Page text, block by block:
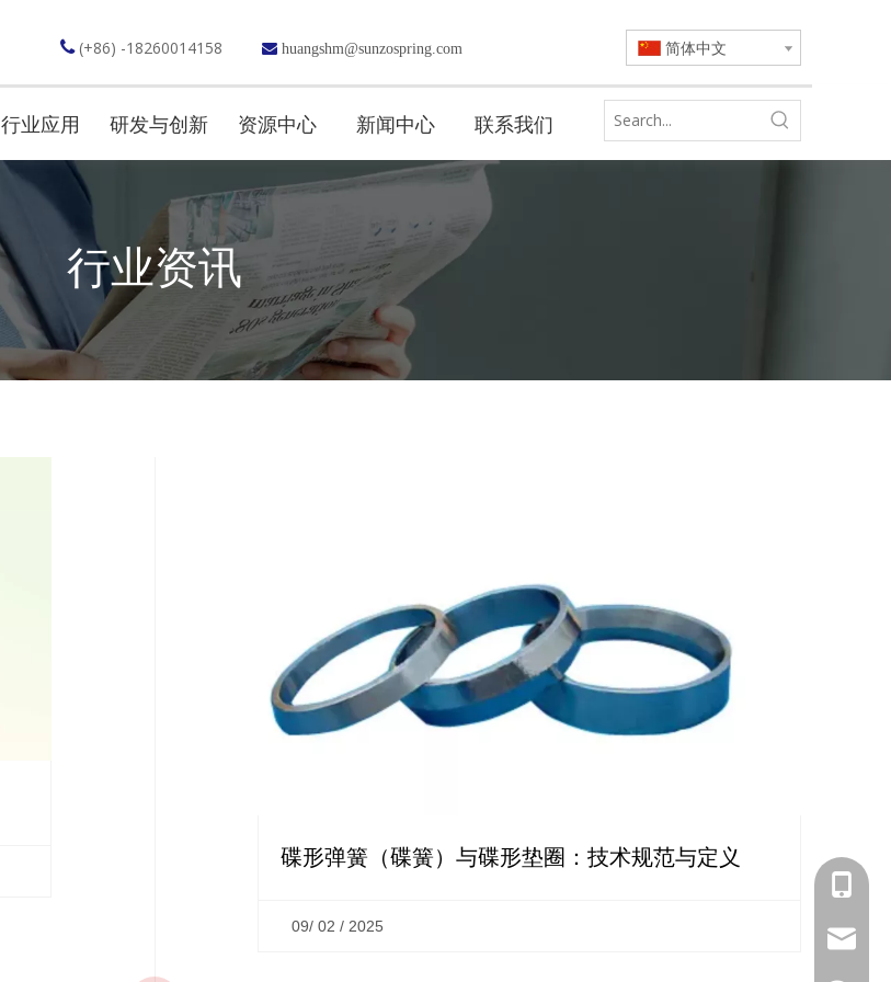
 (+86) -18260014158  huangshm@sunzospring.com 简体中文
行业应用 研发与创新 资源中心 新闻中心 联系我们
行业资讯
碟形弹簧（碟簧）与碟形垫圈：技术规范与定义
09/ 02 / 2025
+ 86-
+86-